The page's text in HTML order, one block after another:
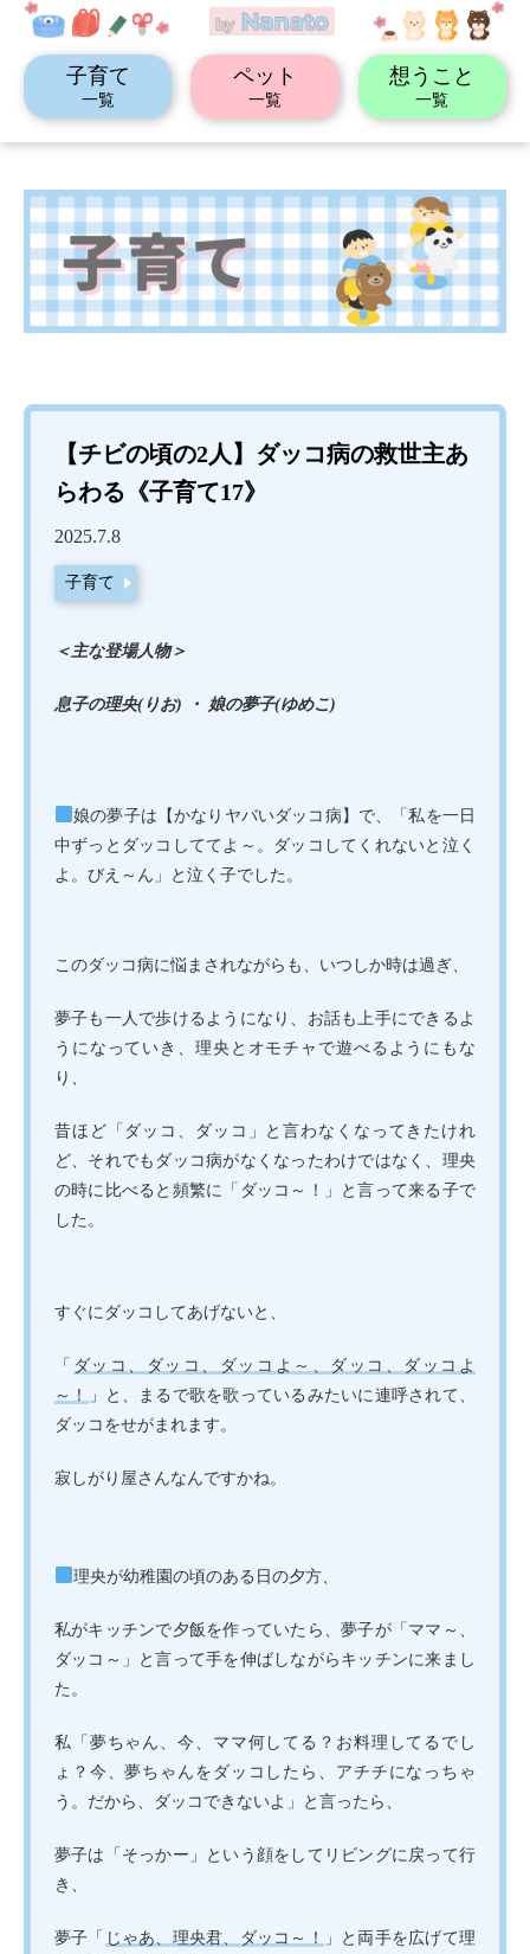
子育て
一覧
ペット
一覧
想うこと
一覧
【チビの頃の2人】ダッコ病の救世主あ
らわる《子育て17》
2025.7.8
子育て
＜主な登場人物＞
息子の理央(りお) ・ 娘の夢子(ゆめこ)
娘の夢子は【かなりヤバいダッコ病】で、「私を一日
中ずっとダッコしててよ～。ダッコしてくれないと泣く
よ。びえ～ん」と泣く子でした。
このダッコ病に悩まされながらも、いつしか時は過ぎ、
夢子も一人で歩けるようになり、お話も上手にできるよ
うになっていき、理央とオモチャで遊べるようにもな
り、
昔ほど「ダッコ、ダッコ」と言わなくなってきたけれ
ど、それでもダッコ病がなくなったわけではなく、理央
の時に比べると頻繁に「ダッコ～！」と言って来る子で
した。
すぐにダッコしてあげないと、
「 ダッコ、ダッコ、ダッコよ～、ダッコ、ダッコよ
～！
」と、まるで歌を歌っているみたいに連呼されて、
ダッコをせがまれます。
寂しがり屋さんなんですかね。
理央が幼稚園の頃のある日の夕方、
私がキッチンで夕飯を作っていたら、夢子が「ママ～、
ダッコ～」と言って手を伸ばしながらキッチンに来まし
た。
私「夢ちゃん、今、ママ何してる？お料理してるでし
ょ？今、夢ちゃんをダッコしたら、アチチになっちゃ
う。だから、ダッコできないよ」と言ったら、
夢子は「そっかー」という顔をしてリビングに戻って行
き、
夢子「 じゃあ、理央君、ダッコ～！
」と両手を広げて理